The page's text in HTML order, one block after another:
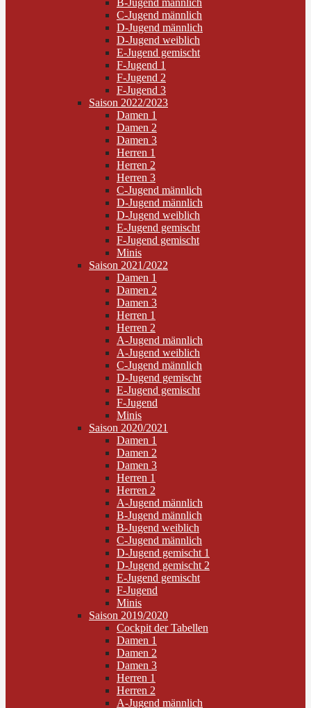
B-Jugend männlich
C-Jugend männlich
D-Jugend männlich
D-Jugend weiblich
E-Jugend gemischt
F-Jugend 1
F-Jugend 2
F-Jugend 3
Saison 2022/2023
Damen 1
Damen 2
Damen 3
Herren 1
Herren 2
Herren 3
C-Jugend männlich
D-Jugend männlich
D-Jugend weiblich
E-Jugend gemischt
F-Jugend gemischt
Minis
Saison 2021/2022
Damen 1
Damen 2
Damen 3
Herren 1
Herren 2
A-Jugend männlich
A-Jugend weiblich
C-Jugend männlich
D-Jugend gemischt
E-Jugend gemischt
F-Jugend
Minis
Saison 2020/2021
Damen 1
Damen 2
Damen 3
Herren 1
Herren 2
A-Jugend männlich
B-Jugend männlich
B-Jugend weiblich
C-Jugend männlich
D-Jugend gemischt 1
D-Jugend gemischt 2
E-Jugend gemischt
F-Jugend
Minis
Saison 2019/2020
Cockpit der Tabellen
Damen 1
Damen 2
Damen 3
Herren 1
Herren 2
A-Jugend männlich